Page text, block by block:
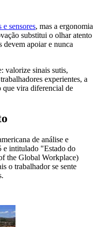
sensores, mas a ergonomia
substitui o olhar atento
devem apoiar e nunca
valorize sinais sutis,
experientes, a
que vira diferencial de
de análise e
e intitulado "Estado do
the Global Workplace)
o trabalhador se sente